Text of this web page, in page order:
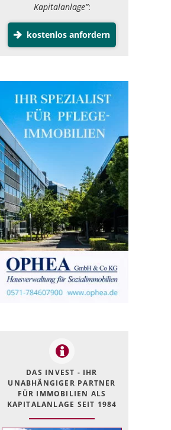
Kapitalanlage”:
kostenlos anfordern
DAS INVEST - IHR
UNABHÄNGIGER PARTNER
FÜR IMMOBILIEN ALS
KAPITALANLAGE SEIT 1984